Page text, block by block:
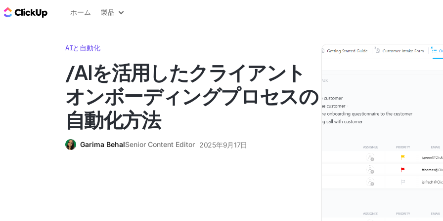
ClickUp ブログ
ホーム 製品
AIと自動化
/AIを活用したクライアント
オンボーディングプロセスの
自動化方法
Garima BehalSenior Content Editor 2025年9月17日